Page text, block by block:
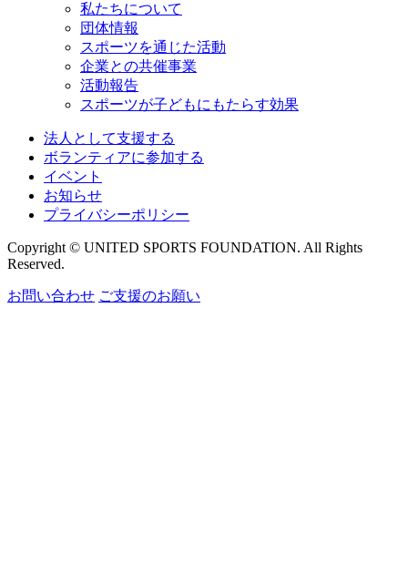
私たちについて
団体情報
スポーツを通じた活動
企業との共催事業
活動報告
スポーツが子どもにもたらす効果
法人として支援する
ボランティアに参加する
イベント
お知らせ
プライバシーポリシー
Copyright © UNITED SPORTS FOUNDATION. All Rights
Reserved.
お問い合わせ ご支援のお願い